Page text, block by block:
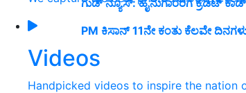
Videos
Handpicked videos to inspire the nation
ಗುಡ್‌ ನ್ಯೂಸ್‌: ಹೈನುಗಾರರಿಗೆ ಕ್ರೆಡಿಟ್‌
PM ಕಿಸಾನ್ 11ನೇ ಕಂತು ಕೆಲವೇ